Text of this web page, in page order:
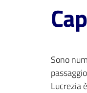
Sono
Lucrezia